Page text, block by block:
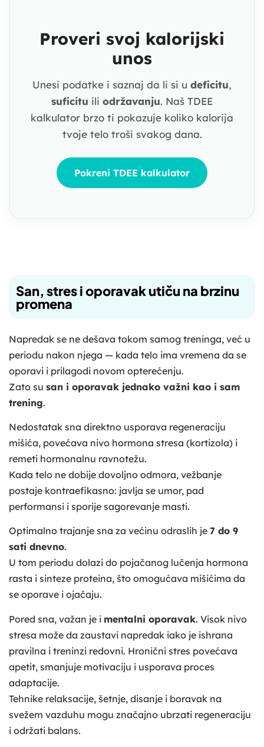
Proveri svoj kalorijski
unos
Unesi podatke i saznaj da li si u deficitu,
suficitu ili održavanju. Naš TDEE
kalkulator brzo ti pokazuje koliko kalorija
tvoje telo troši svakog dana.
Pokreni TDEE kalkulator
San, stres i oporavak utiču na brzinu
promena
Napredak se ne dešava tokom samog treninga, već u
periodu nakon njega — kada telo ima vremena da se
oporavi i prilagodi novom opterećenju.
Zato su san i oporavak jednako važni kao i sam
trening.
Nedostatak sna direktno usporava regeneraciju
mišića, povećava nivo hormona stresa (kortizola) i
remeti hormonalnu ravnotežu.
Kada telo ne dobije dovoljno odmora, vežbanje
postaje kontraefikasno: javlja se umor, pad
performansi i sporije sagorevanje masti.
Optimalno trajanje sna za većinu odraslih je 7 do 9
sati dnevno.
U tom periodu dolazi do pojačanog lučenja hormona
rasta i sinteze proteina, što omogućava mišićima da
se oporave i ojačaju.
Pored sna, važan je i mentalni oporavak. Visok nivo
stresa može da zaustavi napredak iako je ishrana
pravilna i treninzi redovni. Hronični stres povećava
apetit, smanjuje motivaciju i usporava proces
adaptacije.
Tehnike relaksacije, šetnje, disanje i boravak na
svežem vazduhu mogu značajno ubrzati regeneraciju
i održati balans.